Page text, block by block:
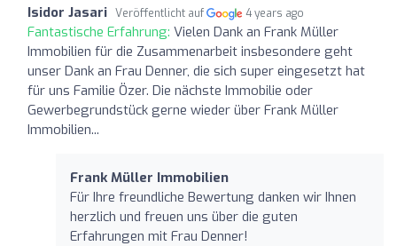
Isidor Jasari Veröffentlicht auf 4 years ago
Fantastische Erfahrung: Vielen Dank an Frank Müller
Immobilien für die Zusammenarbeit insbesondere geht
unser Dank an Frau Denner, die sich super eingesetzt hat
für uns Familie Özer. Die nächste Immobilie oder
Gewerbegrundstück gerne wieder über Frank Müller
Immobilien...
Frank Müller Immobilien
Für Ihre freundliche Bewertung danken wir Ihnen
herzlich und freuen uns über die guten
Erfahrungen mit Frau Denner!